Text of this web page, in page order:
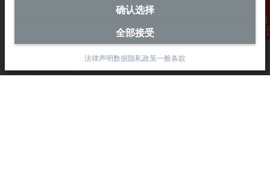
联系我们
毕孚自动化设备贸易(上海)有限公司
市北智汇园4号楼
静安区汶水路 299 弄 9-10 号
确认选择
全部接受
法律声明数据隐私政策一般条款